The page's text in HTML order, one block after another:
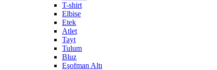
T-shirt
Elbise
Etek
Atlet
Tayt
Tulum
Bluz
Eşofman Altı